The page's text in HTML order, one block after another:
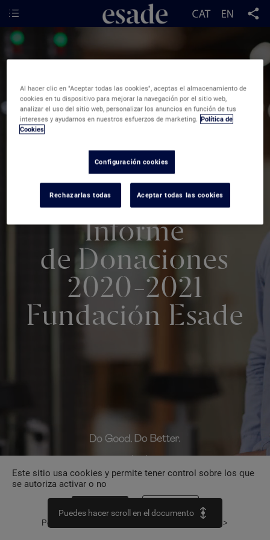
Al hacer clic en "Aceptar todas las cookies", aceptas el almacenamiento de
cookies en tu dispositivo para mejorar la navegación por el sitio web,
analizar el uso del sitio web, personalizar los anuncios en función de tus
intereses y ayudarnos en nuestros esfuerzos de marketing. Política de
Cookies
Configuración cookies
Rechazarlas todas Aceptar todas las cookies
Este sitio usa cookies y permite tener control sobre los que
se autoriza activar o no
Política de confidencialidad Continuar sin aceptar >
esade.edu
Informe
de Donaciones
Fundación Esade
2020-2021